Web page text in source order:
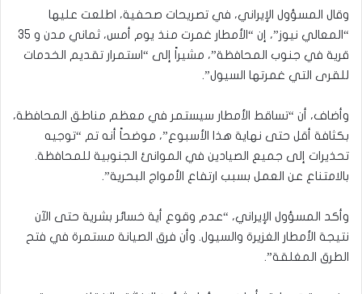
وقال المسؤول الإيراني، في تصريحات صحفية، اطلعت عليها
“المعالي نيوز”، إن “الأمطار غمرت منذ يوم أمس، ثماني مدن و 35
قرية في جنوب المحافظة”، مشيراً إلى “استمرار تقديم الخدمات
للقرى التي غمرتها السيول”.
وأضاف، أن “تساقط الأمطار سيستمر في معظم مناطق المحافظة،
بكثافة أقل حتى نهاية هذا الأسبوع”، موضحاً أنه تم “توجيه
تحذيرات إلى جميع الصيادين في الموانئ الجنوبية للمحافظة.
بالامتناع عن العمل بسبب ارتفاع الأمواج البحرية”.
وأكد المسؤول الإيراني، “عدم وقوع أية خسائر بشرية حتى الآن
نتيجة الأمطار الغزيرة والسيول. وأن فرق الصيانة مستمرة في فتح
الطرق المغلقة”.